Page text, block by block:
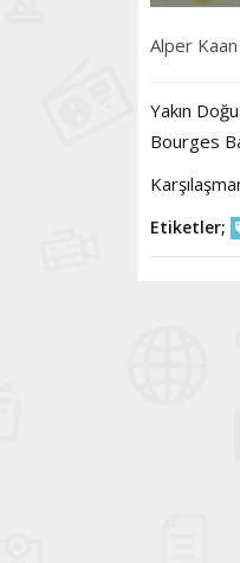
Alper
Yakın
Bourges
Etiketler;